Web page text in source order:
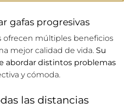
gafas progresivas
ofrecen múltiples beneficios
mejor calidad de vida. Su
abordar distintos problemas
y cómoda.
las distancias